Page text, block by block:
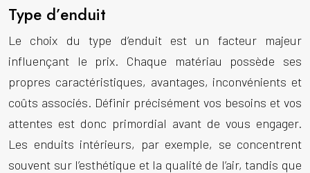
Type d’enduit
Le choix du type d’enduit est un facteur majeur
influençant le prix. Chaque matériau possède ses
propres caractéristiques, avantages, inconvénients et
coûts associés. Définir précisément vos besoins et vos
attentes est donc primordial avant de vous engager.
Les enduits intérieurs, par exemple, se concentrent
souvent sur l’esthétique et la qualité de l’air, tandis que